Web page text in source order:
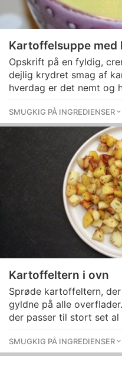
Kartoffelsuppe med
Opskrift på en fyldig,
dejlig krydret smag af
hverdag er det nemt og
SMUGKIG PÅ INGREDIENSER
Kartoffeltern i ovn
Sprøde kartoffeltern,
gyldne på alle
der passer til stort set
SMUGKIG PÅ INGREDIENSER